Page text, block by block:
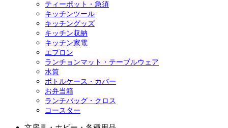
ティーポット・急須
キッチンツール
キッチングッズ
キッチン収納
キッチン家電
エプロン
ランチョンマット・テーブルウェア
水筒
ボトルケース・カバー
お弁当箱
ランチバッグ・クロス
コースター